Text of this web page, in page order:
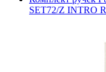
SET72/Z INTRO